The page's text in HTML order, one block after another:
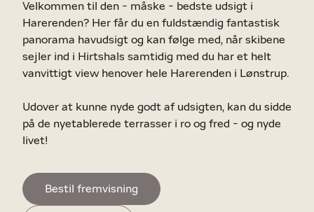
Velkommen til den - måske - bedste udsigt i
Harerenden? Her får du en fuldstændig fantastisk
panorama havudsigt og kan følge med, når skibene
sejler ind i Hirtshals samtidig med du har et helt
vanvittigt view henover hele Harerenden i Lønstrup.
Udover at kunne nyde godt af udsigten, kan du sidde
på de nyetablerede terrasser i ro og fred - og nyde
livet!
Huset er nyopført i kvalitetsmaterialer og rummer
en unik og virkelig flot stil - bl.a. med det
fantastiske murstensgulv og akustiklofterne!
Bestil fremvisning